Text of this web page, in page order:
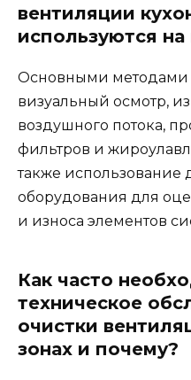
вентиляции
используются на
Основными методами
визуальный осмотр,
воздушного потока,
фильтров и
также использование
оборудования для
и износа элементов
Как часто
техническое
очистки
зонах и почему?